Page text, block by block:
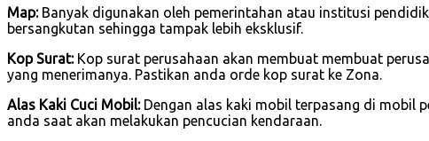
Map:Banyak digunakan oleh pemerintahan atau institusi
bersangkutan sehingga tampak lebih eksklusif.
Kop Surat:Kop surat perusahaan akan membuat membuat
yang menerimanya. Pastikan anda orde kop surat ke Zona.
Alas Kaki Cuci Mobil:Dengan alas kaki mobil terpasang di mobil
anda saat akan melakukan pencucian kendaraan.